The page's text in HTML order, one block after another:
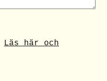
Läs här och